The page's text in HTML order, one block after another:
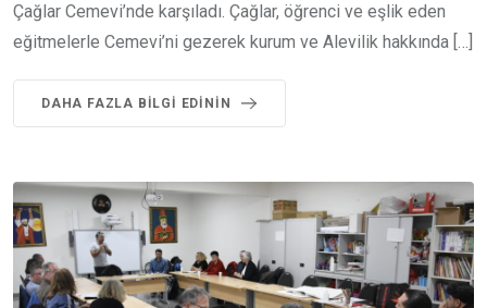
Çağlar Cemevi’nde karşıladı. Çağlar, öğrenci ve eşlik eden
eğitmelerle Cemevi’ni gezerek kurum ve Alevilik hakkında […]
DAHA FAZLA BILGI EDININ